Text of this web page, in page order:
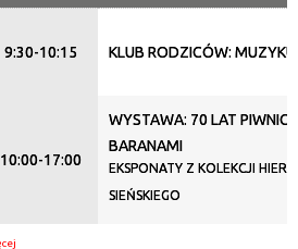
9:30-10:15 KLUB RODZICÓW:
10:00-17:00
WYSTAWA: 70 LAT
BARANAMI
EKSPONATY Z KOLEKCJI
SIEŃSKIEGO